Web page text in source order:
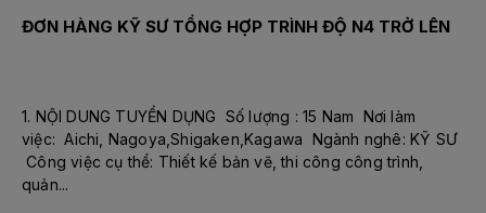
ĐƠN HÀNG KỸ SƯ TỔNG HỢP TRÌNH ĐỘ N4 TRỞ LÊN
1. NỘI DUNG TUYỂN DỤNG Số lượng : 15 Nam Nơi làm
việc: Aichi, Nagoya,Shigaken,Kagawa Ngành nghê: KỸ SƯ
Công việc cụ thể: Thiết kế bản vẽ, thi công công trình,
quản...